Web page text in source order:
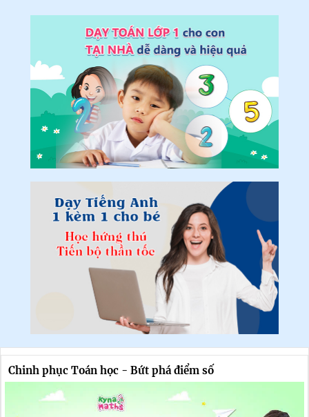
Chinh phục Toán học - Bứt phá điểm số